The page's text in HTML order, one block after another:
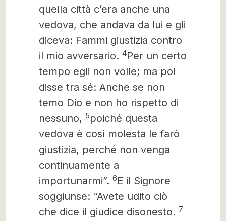
quella città c’era anche una
vedova, che andava da lui e gli
diceva: Fammi giustizia contro
il mio avversario. 4Per un certo
tempo egli non volle; ma poi
disse tra sé: Anche se non
temo Dio e non ho rispetto di
nessuno, 5poiché questa
vedova è così molesta le farò
giustizia, perché non venga
continuamente a
importunarmi”. 6E il Signore
soggiunse: “Avete udito ciò
che dice il giudice disonesto. 7